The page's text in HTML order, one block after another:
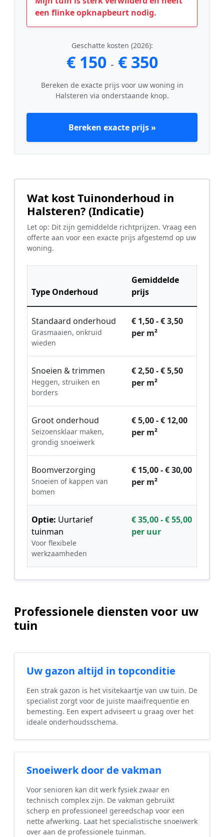
een flinke opknapbeurt nodig.
Geschatte kosten (2026):
€ 150 - € 350
Bereken de exacte prijs voor uw woning in
Halsteren via onderstaande knop.
Bereken exacte prijs »
Wat kost Tuinonderhoud in
Halsteren? (Indicatie)
Let op: Dit zijn gemiddelde richtprijzen. Vraag een
offerte aan voor een exacte prijs afgestemd op uw
woning.
Type Onderhoud
Gemiddelde
prijs
Standaard onderhoud
Grasmaaien, onkruid
wieden
€ 1,50 - € 3,50
per m²
Snoeien & trimmen
Heggen, struiken en
borders
€ 2,50 - € 5,50
per m²
Groot onderhoud
Seizoensklaar maken,
grondig snoeiwerk
€ 5,00 - € 12,00
per m²
Boomverzorging
Snoeien of kappen van
bomen
€ 15,00 - € 30,00
per m²
Optie: Uurtarief
tuinman
Voor flexibele
werkzaamheden
€ 35,00 - € 55,00
per uur
Professionele diensten voor uw
tuin
Uw gazon altijd in topconditie
Een strak gazon is het visitekaartje van uw tuin. De
specialist zorgt voor de juiste maaifrequentie en
bemesting. Een expert adviseert u graag over het
ideale onderhoudsschema.
Snoeiwerk door de vakman
Voor senioren kan dit werk fysiek zwaar en
technisch complex zijn. De vakman gebruikt
scherp en professioneel gereedschap voor een
nette afwerking. Laat het specialistische snoeiwerk
over aan de professionele tuinman.